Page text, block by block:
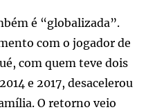
é “globalizada”.
com o jogador de
com quem teve dois
e 2017, desacelerou
O retorno veio